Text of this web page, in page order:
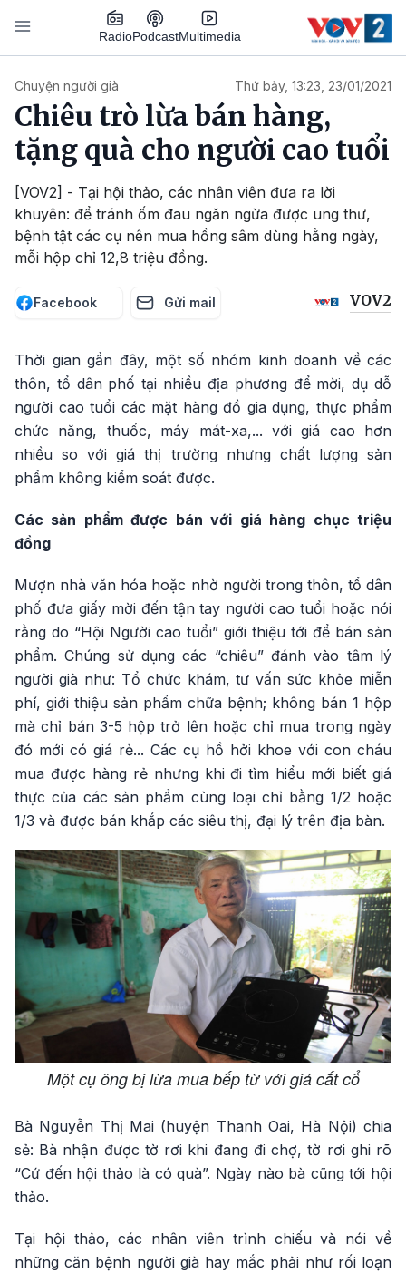
Nhảy đến nội dung
RadioPodcastMultimedia
Chuyện người già Thứ bảy, 13:23, 23/01/2021
Chiêu trò lừa bán hàng,
tặng quà cho người cao tuổi
[VOV2] - Tại hội thảo, các nhân viên đưa ra lời
khuyên: để tránh ốm đau ngăn ngừa được ung thư,
bệnh tật các cụ nên mua hồng sâm dùng hằng ngày,
mỗi hộp chỉ 12,8 triệu đồng.
Facebook Gửi mail VOV2
Thời gian gần đây, một số nhóm kinh doanh về các
thôn, tổ dân phố tại nhiều địa phương để mời, dụ dỗ
người cao tuổi các mặt hàng đồ gia dụng, thực phẩm
chức năng, thuốc, máy mát-xa,... với giá cao hơn
nhiều so với giá thị trường nhưng chất lượng sản
phẩm không kiểm soát được.
Các sản phẩm được bán với giá hàng chục triệu
đồng
Mượn nhà văn hóa hoặc nhờ người trong thôn, tổ dân
phố đưa giấy mời đến tận tay người cao tuổi hoặc nói
rằng do “Hội Người cao tuổi” giới thiệu tới để bán sản
phẩm. Chúng sử dụng các “chiêu” đánh vào tâm lý
người già như: Tổ chức khám, tư vấn sức khỏe miễn
phí, giới thiệu sản phẩm chữa bệnh; không bán 1 hộp
mà chỉ bán 3-5 hộp trở lên hoặc chỉ mua trong ngày
đó mới có giá rẻ... Các cụ hồ hởi khoe với con cháu
mua được hàng rẻ nhưng khi đi tìm hiểu mới biết giá
thực của các sản phẩm cùng loại chỉ bằng 1/2 hoặc
1/3 và được bán khắp các siêu thị, đại lý trên địa bàn.
Một cụ ông bị lừa mua bếp từ với giá cắt cổ
Bà Nguyễn Thị Mai (huyện Thanh Oai, Hà Nội) chia
sẻ: Bà nhận được tờ rơi khi đang đi chợ, tờ rơi ghi rõ
“Cứ đến hội thảo là có quà”. Ngày nào bà cũng tới hội
thảo.
Tại hội thảo, các nhân viên trình chiếu và nói về
những căn bệnh người già hay mắc phải như rối loạn